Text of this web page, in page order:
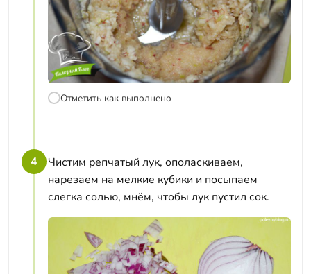
Отметить как выполнено
4
Чистим репчатый лук, ополаскиваем,
нарезаем на мелкие кубики и посыпаем
слегка солью, мнём, чтобы лук пустил сок.